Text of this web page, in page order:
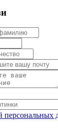
персональных